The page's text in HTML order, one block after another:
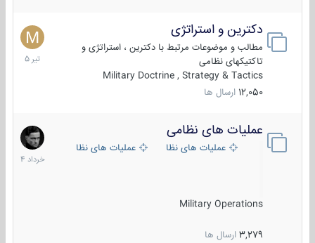
دکترین و استراتژی
مطالب و موضوعات مرتبط با دکترین ، استراتژی و
تاکتیکهای نظامی
Military Doctrine , Strategy & Tactics
12,050 ارسال ها
27
تیر
1405
عملیات های نظامی
عملیات های نظامی ایرانعملیات های نظامی خارجی
Military Operations
3,279 ارسال ها
5
خرداد
1404